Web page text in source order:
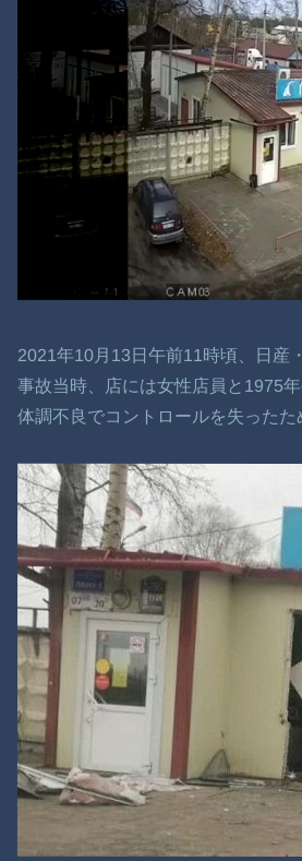
2021年10月13日午前11時頃、日産
事故当時、店には女性店員と1975
体調不良でコントロールを失った